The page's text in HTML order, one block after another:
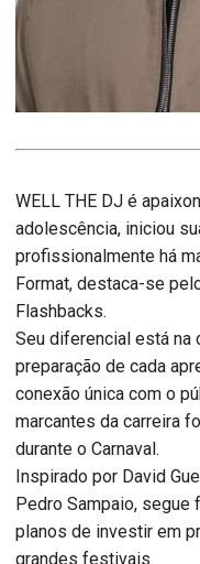
WELL THE DJ é
adolescência, iniciou
profissionalmente há
Format, destaca-se
Flashbacks.
Seu diferencial está na
preparação de cada
conexão única com o
marcantes da carreira
durante o Carnaval.
Inspirado por David
Pedro Sampaio,
planos de investir em
grandes festivais.